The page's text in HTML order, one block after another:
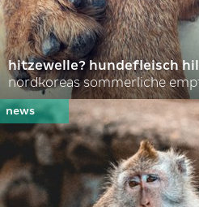
hitzewelle? hundefleisch